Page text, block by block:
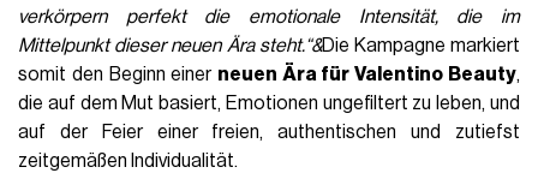
verkörpern perfekt die emotionale Intensität, die im
Mittelpunkt dieser neuen Ära steht.“&Die Kampagne markiert
somit den Beginn einer neuen Ära für Valentino Beauty,
die auf dem Mut basiert, Emotionen ungefiltert zu leben, und
auf der Feier einer freien, authentischen und zutiefst
zeitgemäßen Individualität.